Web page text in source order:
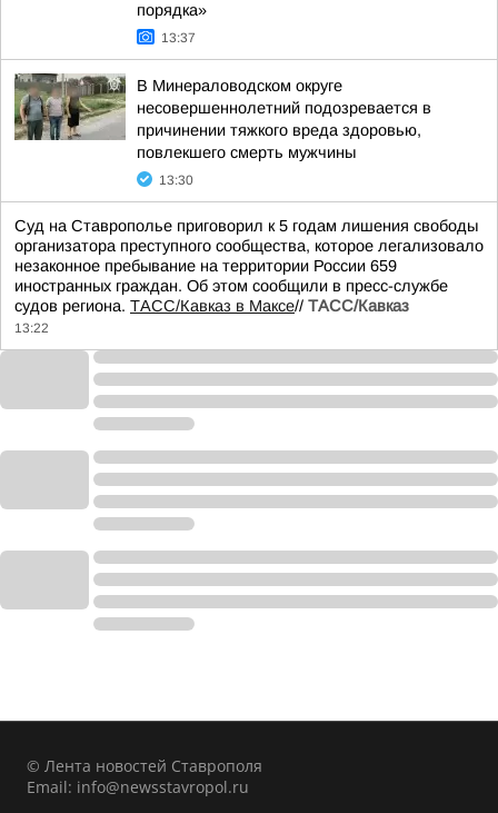
порядка»
13:37
В Минераловодском округе
несовершеннолетний подозревается в
причинении тяжкого вреда здоровью,
повлекшего смерть мужчины
13:30
Суд на Ставрополье приговорил к 5 годам лишения свободы
организатора преступного сообщества, которое легализовало
незаконное пребывание на территории России 659
иностранных граждан. Об этом сообщили в пресс-службе
судов региона. ТАСС/Кавказ в Максе// ТАСС/Кавказ
13:22
© Лента новостей Ставрополя
Email: info@newsstavropol.ru